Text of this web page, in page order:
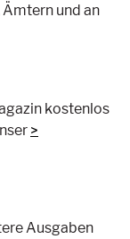
Ämtern und an
kostenlos
Ausgaben